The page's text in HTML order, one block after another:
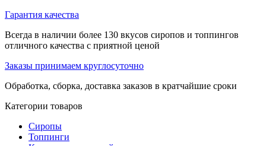
Гарантия качества
Всегда в наличии более 130 вкусов сиропов и топпингов
отличного качества с приятной ценой
Заказы принимаем круглосуточно
Обработка, сборка, доставка заказов в кратчайшие сроки
Категории товаров
Сиропы
Топпинги